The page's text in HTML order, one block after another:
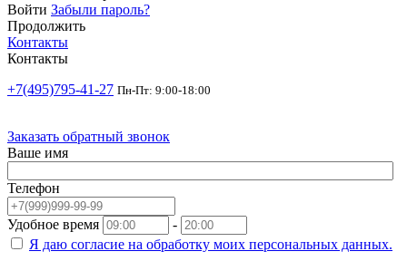
Войти Забыли пароль?
Продолжить
Контакты
Контакты
+7(495)795-41-27 Пн-Пт: 9:00-18:00
Заказать обратный звонок
Ваше имя
Телефон
Удобное время
-
Я даю согласие на обработку моих персональных данных.